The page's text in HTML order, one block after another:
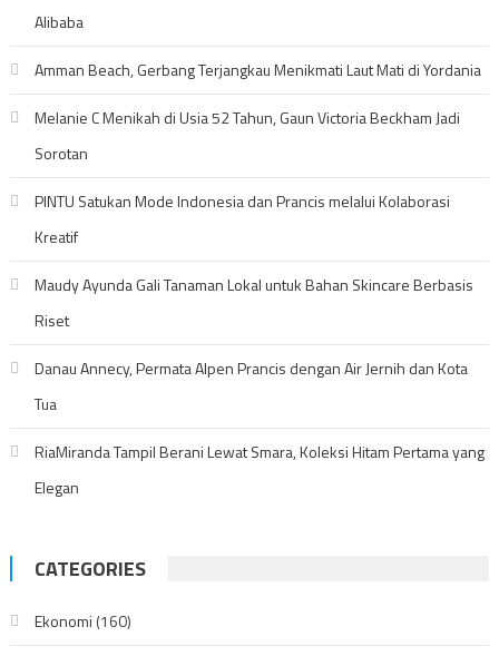
Alibaba
Amman Beach, Gerbang Terjangkau Menikmati Laut Mati di Yordania
Melanie C Menikah di Usia 52 Tahun, Gaun Victoria Beckham Jadi
Sorotan
PINTU Satukan Mode Indonesia dan Prancis melalui Kolaborasi
Kreatif
Maudy Ayunda Gali Tanaman Lokal untuk Bahan Skincare Berbasis
Riset
Danau Annecy, Permata Alpen Prancis dengan Air Jernih dan Kota
Tua
RiaMiranda Tampil Berani Lewat Smara, Koleksi Hitam Pertama yang
Elegan
CATEGORIES
Ekonomi (160)